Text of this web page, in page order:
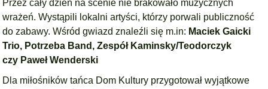
Przez cały dzień na scenie nie brakowało muzycznych
wrażeń. Wystąpili lokalni artyści, którzy porwali publiczność
do zabawy. Wśród gwiazd znaleźli się m.in: Maciek Gaicki
Trio, Potrzeba Band,Zespół Kaminsky/Teodorczyk
czy Paweł Wenderski
Dla miłośników tańca Dom Kultury przygotował wyjątkowe